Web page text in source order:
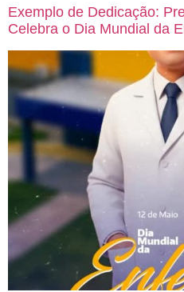
Exemplo de Dedicação:
Celebra o Dia Mundial da